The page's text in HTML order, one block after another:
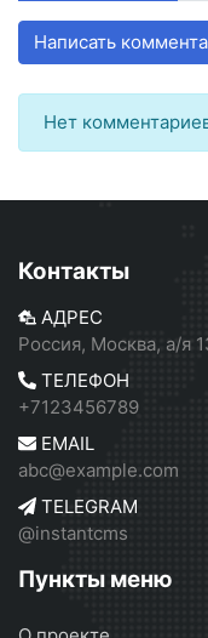
Написать
Нет
Контакты
АДРЕС
Россия, Москва, а/я
ТЕЛЕФОН
+7123456789
EMAIL
abc@example.com
TELEGRAM
@instantcms
Пункты меню